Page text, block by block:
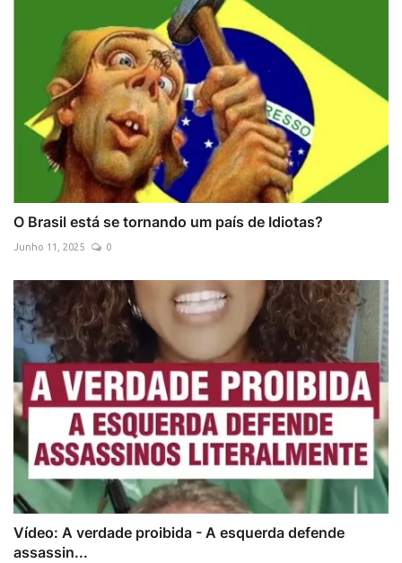
O Brasil está se tornando um país de Idiotas?
Junho 11, 2025 0
Vídeo: A verdade proibida - A esquerda defende
assassin...